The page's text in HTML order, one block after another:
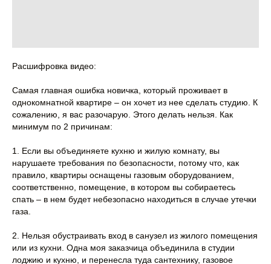
Расшифровка видео:
Самая главная ошибка новичка, который проживает в
однокомнатной квартире – он хочет из нее сделать студию. К
сожалению, я вас разочарую. Этого делать нельзя. Как
минимум по 2 причинам:
1. Если вы объединяете кухню и жилую комнату, вы
нарушаете требования по безопасности, потому что, как
правило, квартиры оснащены газовым оборудованием,
соответственно, помещение, в котором вы собираетесь
спать – в нем будет небезопасно находиться в случае утечки
газа.
2. Нельзя обустраивать вход в санузел из жилого помещения
или из кухни. Одна моя заказчица объединила в студии
лоджию и кухню, и перенесла туда сантехнику, газовое